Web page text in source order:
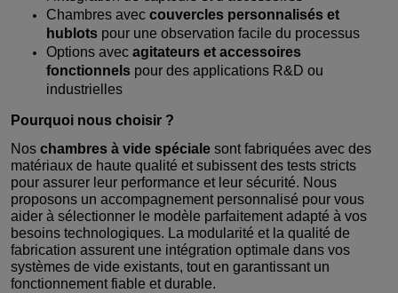
Chambres avec couvercles personnalisés et
hublots pour une observation facile du processus
Options avec agitateurs et accessoires
fonctionnels pour des applications R&D ou
industrielles
Pourquoi nous choisir ?
Nos chambres à vide spéciale sont fabriquées avec des
matériaux de haute qualité et subissent des tests stricts
pour assurer leur performance et leur sécurité. Nous
proposons un accompagnement personnalisé pour vous
aider à sélectionner le modèle parfaitement adapté à vos
besoins technologiques. La modularité et la qualité de
fabrication assurent une intégration optimale dans vos
systèmes de vide existants, tout en garantissant un
fonctionnement fiable et durable.